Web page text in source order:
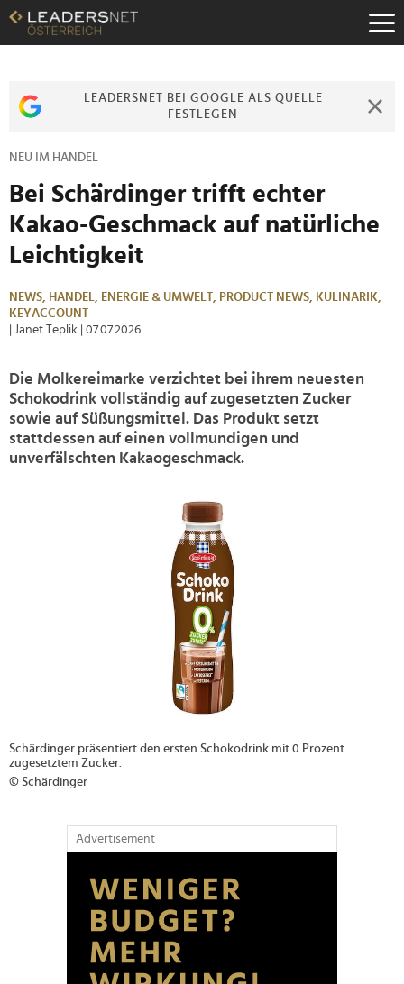
Zum
Inhalt
Zur
Zur
LEADERSNET BEI GOOGLE ALS QUELLE
FESTLEGEN
NEU IM HANDEL
Bei Schärdinger trifft echter
Kakao-Geschmack auf natürliche
Leichtigkeit
NEWS, HANDEL, ENERGIE & UMWELT, PRODUCT NEWS, KULINARIK,
KEYACCOUNT
| Janet Teplik
| 07.07.2026
Die Molkereimarke verzichtet bei ihrem neuesten
Schokodrink vollständig auf zugesetzten Zucker
sowie auf Süßungsmittel. Das Produkt setzt
stattdessen auf einen vollmundigen und
unverfälschten Kakaogeschmack.
Schärdinger präsentiert den ersten Schokodrink mit 0 Prozent
zugesetztem Zucker.
© Schärdinger
Advertisement